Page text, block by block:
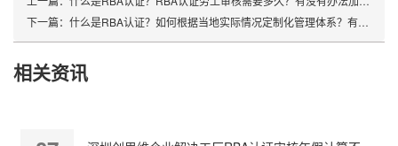
下一篇： 什么是RBA认证？如何根据当地实际情况定制化管理体系？有哪些注意事项？
相关资讯